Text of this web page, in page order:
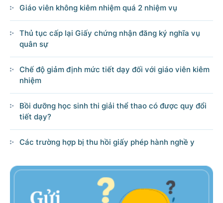
Văn phòng Chính phủ
Bản quyền thuộc Cổng Thông tin điện tử Chính phủ.
Ghi rõ nguồn 'Cổng Thông tin điện tử Chính phủ' hoặc
'www.chinhphu.vn' khi phát hành lại thông tin từ các nguồn này.
Giáo viên không kiêm nhiệm quá 2 nhiệm vụ
Thủ tục cấp lại Giấy chứng nhận đăng ký nghĩa vụ
quân sự
Chế độ giảm định mức tiết dạy đối với giáo viên kiêm
nhiệm
Bồi dưỡng học sinh thi giải thể thao có được quy đổi
tiết dạy?
Các trường hợp bị thu hồi giấy phép hành nghề y